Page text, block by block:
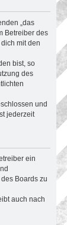
„das
Betreiber des
mit den
bist, so
des
und
jederzeit
ein
Boards zu
auch nach